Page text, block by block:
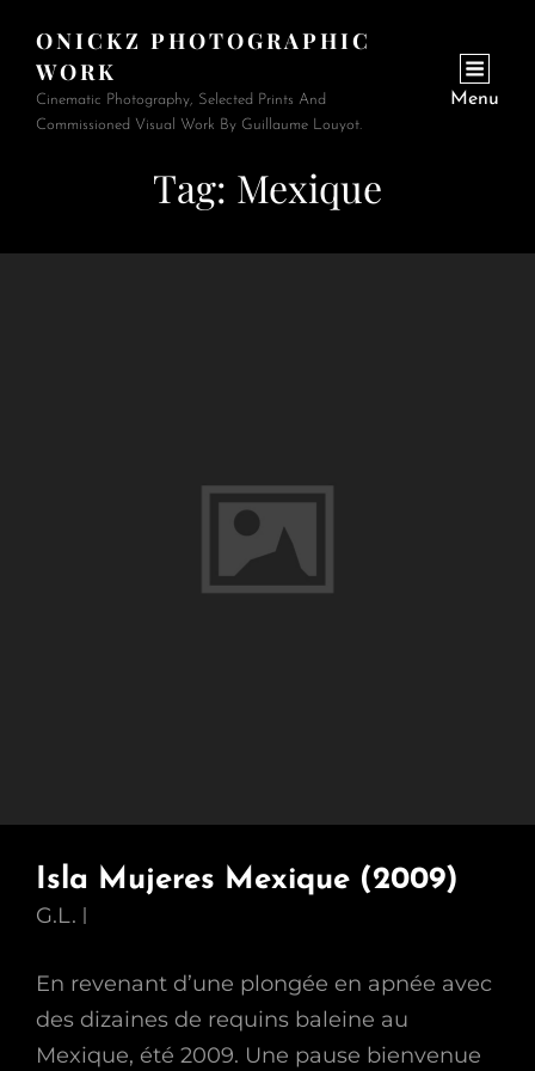
ONICKZ PHOTOGRAPHIC
WORK
Cinematic Photography, Selected Prints And
Commissioned Visual Work By Guillaume Louyot.
Menu
Tag: Mexique
Isla Mujeres Mexique (2009)
G.L.
En revenant d’une plongée en apnée avec
des dizaines de requins baleine au
Mexique, été 2009. Une pause bienvenue